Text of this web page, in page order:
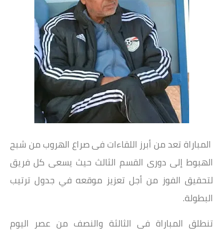
المباراة تعد من أبرز اللقاءات فى صراع الهروب من شبح
الهبوط إلى دورى القسم الثالث حيث يسعى كل فريق
لتحقيق الفوز من أجل تعزيز موقعه في جدول ترتيب
البطولة.
تنطلق المباراة فى الثالثة والنصف من عصر اليوم